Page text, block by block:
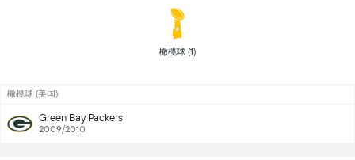
橄榄球 (美国)
Green Bay Packers
2009/2010